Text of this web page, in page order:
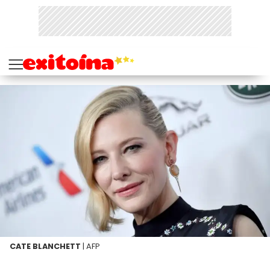
CATE BLANCHETT | AFP